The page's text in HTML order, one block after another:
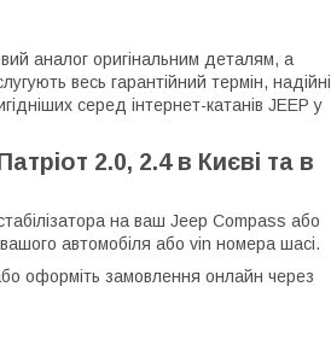
аналог оригінальним деталям, а
весь гарантійний термін, надійні
серед інтернет-катанів JEEP у
2.0, 2.4 в Києві та в
на ваш Jeep Compass або
автомобіля або vin номера шасі.
оформіть замовлення онлайн через